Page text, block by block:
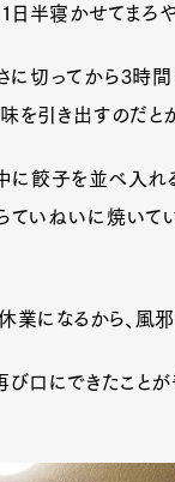
日半寝かせてまろ
切ってから3時間
を引き出すのだと
餃子を並べ入れ
ていねいに焼いて
になるから、風邪
口にできたことが